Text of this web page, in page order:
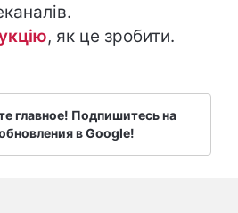
, як це зробити.
главное! Подпишитесь на
в Google!